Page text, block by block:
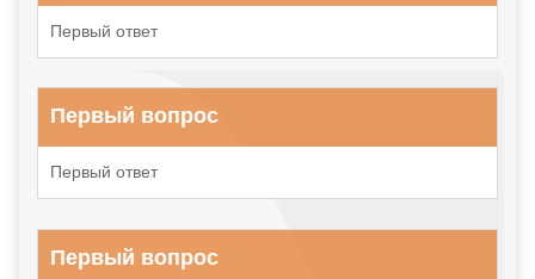
Первый ответ
Первый вопрос
Первый ответ
Первый вопрос